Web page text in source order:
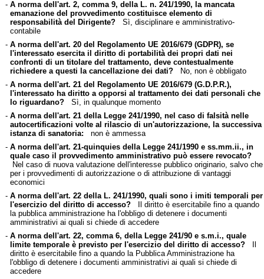
- A norma dell'art. 2, comma 9, della L. n. 241/1990, la mancata
emanazione del provvedimento costituisce elemento di
responsabilità del Dirigente?Sì, disciplinare e amministrativo-
contabile
- A norma dell'art. 20 del Regolamento UE 2016/679 (GDPR), se
l'interessato esercita il diritto di portabilità dei propri dati nei
confronti di un titolare del trattamento, deve contestualmente
richiedere a questi la cancellazione dei dati?No, non è obbligato
- A norma dell'art. 21 del Regolamento UE 2016/679 (G.D.P.R.),
l'interessato ha diritto a opporsi al trattamento dei dati personali che
lo riguardano?Sì, in qualunque momento
- A norma dell'art. 21 della Legge 241/1990, nel caso di falsità nelle
autocertificazioni volte al rilascio di un'autorizzazione, la successiva
istanza di sanatoria: non è ammessa
- A norma dell'art. 21-quinquies della Legge 241/1990 e ss.mm.ii., in
quale caso il provvedimento amministrativo può essere revocato?
Nel caso di nuova valutazione dell'interesse pubblico originario, salvo che
per i provvedimenti di autorizzazione o di attribuzione di vantaggi
economici
- A norma dell'art. 22 della L. 241/1990, quali sono i imiti temporali per
l'esercizio del diritto di accesso?Il diritto è esercitabile fino a quando
la pubblica amministrazione ha l'obbligo di detenere i documenti
amministrativi ai quali si chiede di accedere
- A norma dell'art. 22, comma 6, della Legge 241/90 e s.m.i., quale
limite temporale è previsto per l'esercizio del diritto di accesso?Il
diritto è esercitabile fino a quando la Pubblica Amministrazione ha
l'obbligo di detenere i documenti amministrativi ai quali si chiede di
accedere